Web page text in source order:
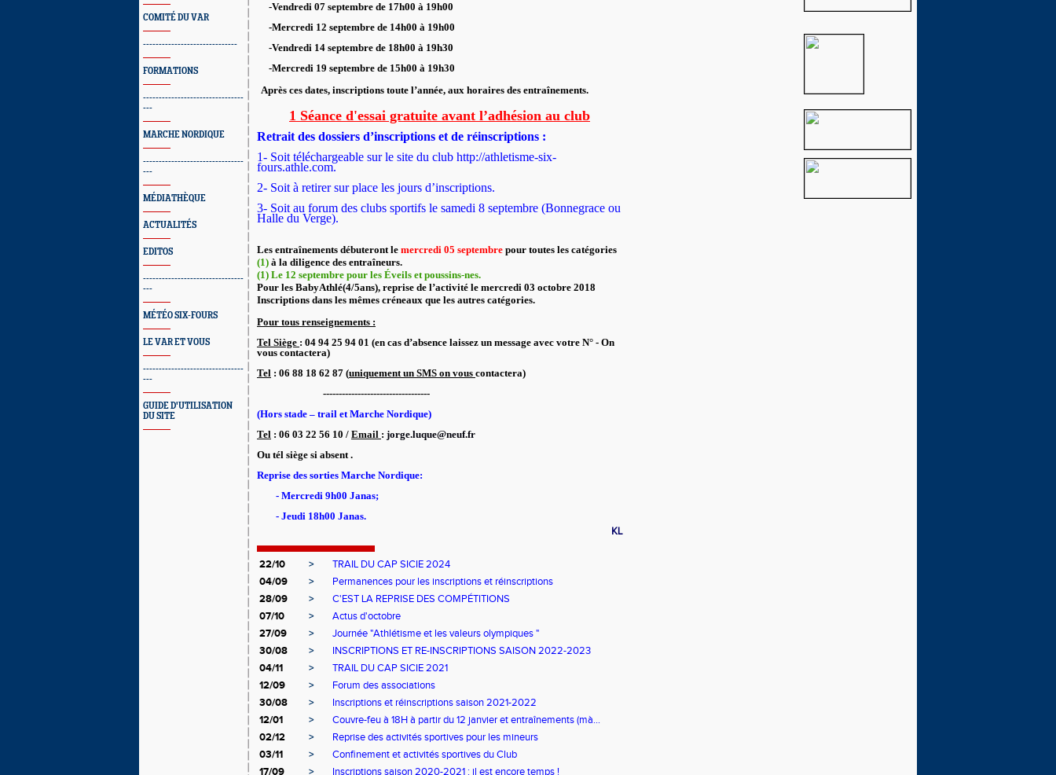
COMITÉ DU VAR
------------------------------
FORMATIONS
--------------------------------
---
MARCHE NORDIQUE
--------------------------------
---
MÉDIATHÈQUE
ACTUALITÉS
EDITOS
--------------------------------
---
MÉTÉO SIX-FOURS
LE VAR ET VOUS
--------------------------------
---
GUIDE D'UTILISATION
DU SITE
-Vendredi 07 septembre de 17h00 à 19h00
-Mercredi 12 septembre de 14h00 à 19h00
-Vendredi 14 septembre de 18h00 à 19h30
-Mercredi 19 septembre de 15h00 à 19h30
Après ces dates,inscriptions toute l’année, aux horaires des entraînements.
1 Séance d'essai gratuite avant l’adhésion au club
Retrait des dossiers d’inscriptions et de réinscriptions :
1- Soit téléchargeable sur le site du club http://athletisme-six-
fours.athle.com.
2- Soit à retirer sur place les jours d’inscriptions.
3- Soit au forum des clubs sportifs le samedi 8 septembre (Bonnegrace ou
Halle du Verge).
Les entraînements débuteront le mercredi 05 septembre pour toutes les catégories
(1) à la diligence des entraîneurs.
(1) Le 12 septembre pour les Éveils et poussins-nes.
Pour les BabyAthlé(4/5ans), reprise de l’activité le mercredi 03 octobre 2018
Inscriptions dans les mêmes créneaux que les autres catégories.
Pour tous renseignements :
Tel Siège : 04 94 25 94 01 (en cas d’absence laissez un message avec votre N° - On
vous contactera)
Tel : 06 88 18 62 87 (uniquement un SMS on vous contactera)
----------------------------------
(Hors stade – trail et Marche Nordique)
Tel : 06 03 22 56 10 / Email : jorge.luque@neuf.fr
Ou tél siège si absent .
Reprise des sorties Marche Nordique:
- Mercredi 9h00 Janas;
- Jeudi 18h00 Janas.
KL
22/10 >
TRAIL DU CAP SICIE 2024
04/09
>
Permanences pour les inscriptions et réinscriptions
28/09
>
C'EST LA REPRISE DES COMPÉTITIONS
07/10
>
Actus d'octobre
27/09
>
Journée "Athlétisme et les valeurs olympiques "
30/08
>
INSCRIPTIONS ET RE-INSCRIPTIONS SAISON 2022-2023
04/11
>
TRAIL DU CAP SICIE 2021
12/09
>
Forum des associations
30/08
>
Inscriptions et réinscriptions saison 2021-2022
12/01
>
Couvre-feu à 18H à partir du 12 janvier et entraînements (mà...
02/12
>
Reprise des activités sportives pour les mineurs
03/11
>
Confinement et activités sportives du Club
17/09
> Inscriptions saison 2020-2021 : il est encore temps !